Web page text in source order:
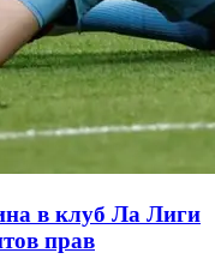
в клуб Ла Лиги
прав